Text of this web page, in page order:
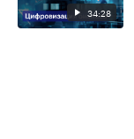
34:28